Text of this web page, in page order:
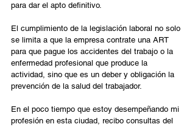
para dar el apto definitivo.
El cumplimiento de la legislación laboral no solo
se limita a que la empresa contrate una ART
para que pague los accidentes del trabajo o la
enfermedad profesional que produce la
actividad, sino que es un deber y obligación la
prevención de la salud del trabajador.
En el poco tiempo que estoy desempeñando mi
profesión en esta ciudad, recibo consultas del